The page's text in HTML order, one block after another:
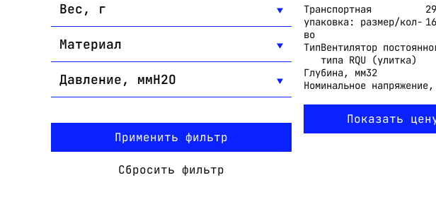
Вес, г
Материал
Давление, ммН2О
Применить фильтр
Сбросить фильтр
Транспортная
упаковка: размер/кол-
во
ТипВентилятор
типа RQU (улитка)
Глубина, мм32
Номинальное
Показать